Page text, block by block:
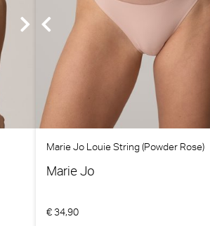
Marie Jo Louie String (Powder Rose)
Marie Jo
€ 34,90